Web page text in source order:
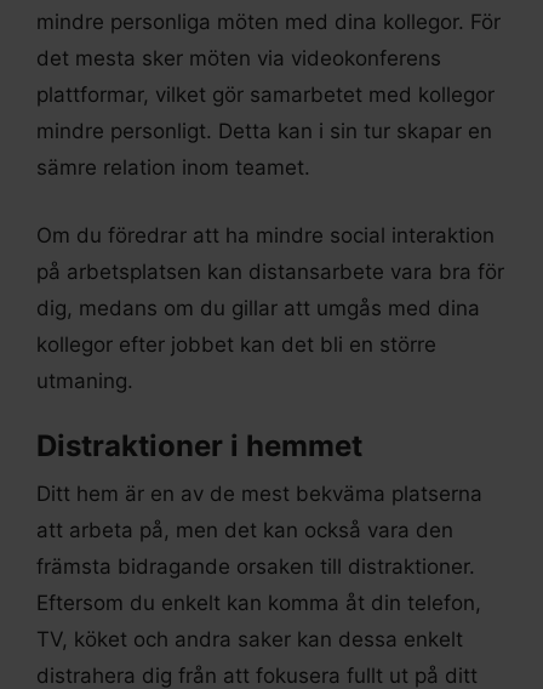
mindre personliga möten med dina kollegor. För
det mesta sker möten via videokonferens
plattformar, vilket gör samarbetet med kollegor
mindre personligt. Detta kan i sin tur skapar en
sämre relation inom teamet.
Om du föredrar att ha mindre social interaktion
på arbetsplatsen kan distansarbete vara bra för
dig, medans om du gillar att umgås med dina
kollegor efter jobbet kan det bli en större
utmaning.
Distraktioner i hemmet
Ditt hem är en av de mest bekväma platserna
att arbeta på, men det kan också vara den
främsta bidragande orsaken till distraktioner.
Eftersom du enkelt kan komma åt din telefon,
TV, köket och andra saker kan dessa enkelt
distrahera dig från att fokusera fullt ut på ditt